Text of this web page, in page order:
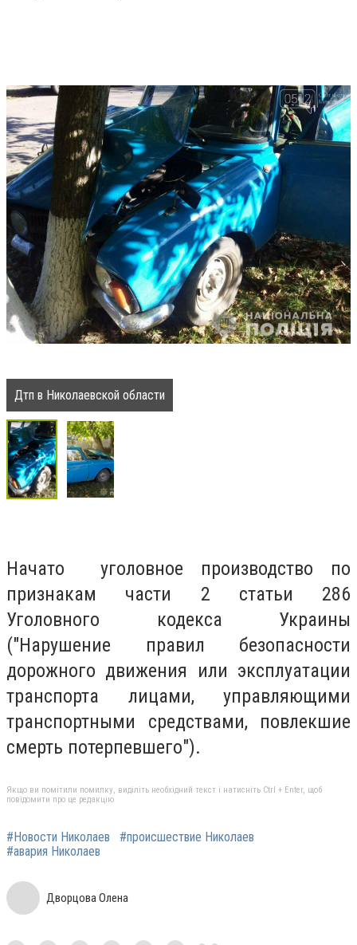
Дтп в Николаевской области
Начато уголовное производство по
признакам части 2 статьи 286
Уголовного кодекса Украины
("Нарушение правил безопасности
дорожного движения или эксплуатации
транспорта лицами, управляющими
транспортными средствами, повлекшие
смерть потерпевшего").
Якщо ви помітили помилку, виділіть необхідний текст і натисніть Ctrl + Enter, щоб
повідомити про це редакцію
#Новости Николаев
#происшествие Николаев
#авария Николаев
Дворцова Олена